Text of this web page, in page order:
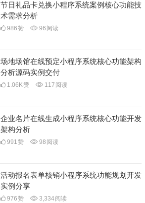
节日礼品卡兑换小程序系统案例核心功能技
术需求分析
986赞 96 阅读
场地场馆在线预定小程序系统核心功能架构
分析源码实例交付
1.06K赞 117 阅读
企业名片在线生成小程序系统核心功能开发
架构分析
991赞 98 阅读
活动报名表单核销小程序系统功能规划开发
实例分享
976赞 3,334阅读